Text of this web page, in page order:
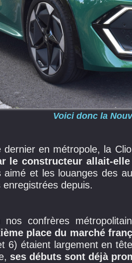
Voici donc la
dernier en métropole, la
le constructeur allait-
et les louanges des
depuis.
nos confrères
place du marché
6) étaient largement en
ses débuts sont déjà